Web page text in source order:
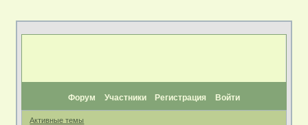
Форум Участники Регистрация Войти
Активные темы